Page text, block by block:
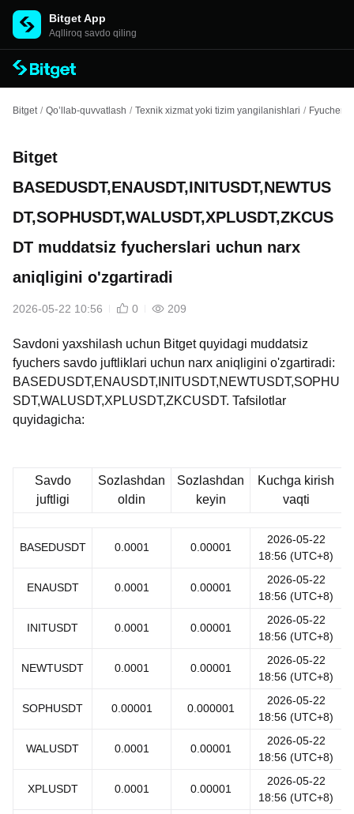
Bitget App
Aqlliroq savdo qiling
Bitget / Qo’llab-quvvatlash / Texnik xizmat yoki tizim yangilanishlari / Fyuchers
Bitget
BASEDUSDT,ENAUSDT,INITUSDT,NEWTUS
DT,SOPHUSDT,WALUSDT,XPLUSDT,ZKCUS
DT muddatsiz fyucherslari uchun narx
aniqligini o'zgartiradi
2026-05-22 10:56 0 209
Savdoni yaxshilash uchun Bitget quyidagi muddatsiz
fyuchers savdo juftliklari uchun narx aniqligini o'zgartiradi:
BASEDUSDT,ENAUSDT,INITUSDT,NEWTUSDT,SOPHU
SDT,WALUSDT,XPLUSDT,ZKCUSDT. Tafsilotlar
quyidagicha:
Savdo
juftligi
Sozlashdan
oldin
Sozlashdan
keyin
Kuchga kirish
vaqti
BASEDUSDT 0.0001 0.00001
2026-05-22
18:56 (UTC+8)
ENAUSDT 0.0001 0.00001
2026-05-22
18:56 (UTC+8)
INITUSDT 0.0001 0.00001
2026-05-22
18:56 (UTC+8)
NEWTUSDT 0.0001 0.00001
2026-05-22
18:56 (UTC+8)
SOPHUSDT 0.00001 0.000001
2026-05-22
18:56 (UTC+8)
WALUSDT 0.0001 0.00001
2026-05-22
18:56 (UTC+8)
XPLUSDT 0.0001 0.00001
2026-05-22
18:56 (UTC+8)